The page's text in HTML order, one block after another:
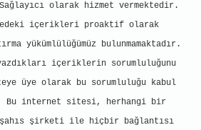
olarak hizmet vermektedir.
içerikleri proaktif olarak
yükümlülüğümüz bulunmamaktadır.
içeriklerin sorumluluğunu
üye olarak bu sorumluluğu kabul
Bu internet sitesi, herhangi bir
şahıs şirketi ile hiçbir bağlantısı